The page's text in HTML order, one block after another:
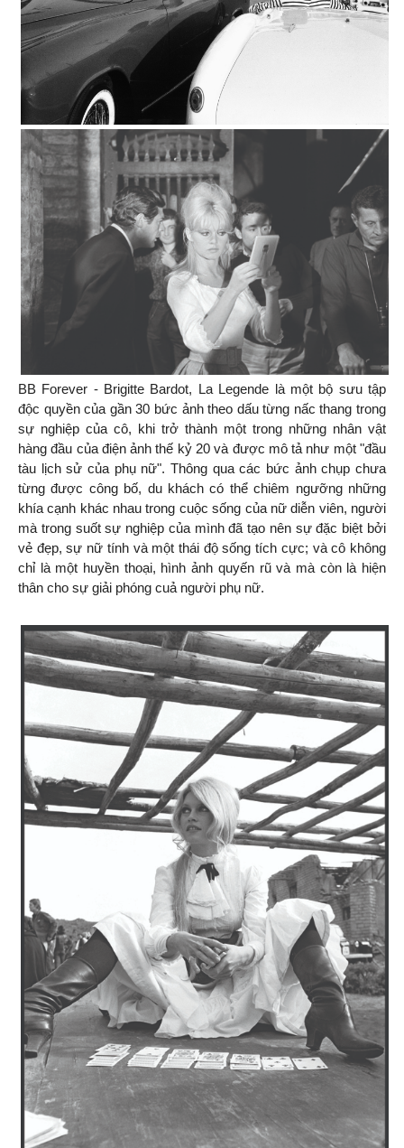
BB Forever - Brigitte Bardot, La Legende là một bộ sưu tập
độc quyền của gần 30 bức ảnh theo dấu từng nấc thang trong
sự nghiệp của cô, khi trở thành một trong những nhân vật
hàng đầu của điện ảnh thế kỷ 20 và được mô tả như một "đầu
tàu lịch sử của phụ nữ". Thông qua các bức ảnh chụp chưa
từng được công bố, du khách có thể chiêm ngưỡng những
khía cạnh khác nhau trong cuộc sống của nữ diễn viên, người
mà trong suốt sự nghiệp của mình đã tạo nên sự đặc biệt bởi
vẻ đẹp, sự nữ tính và một thái độ sống tích cực; và cô không
chỉ là một huyền thoại, hình ảnh quyến rũ và mà còn là hiện
thân cho sự giải phóng cuả người phụ nữ.